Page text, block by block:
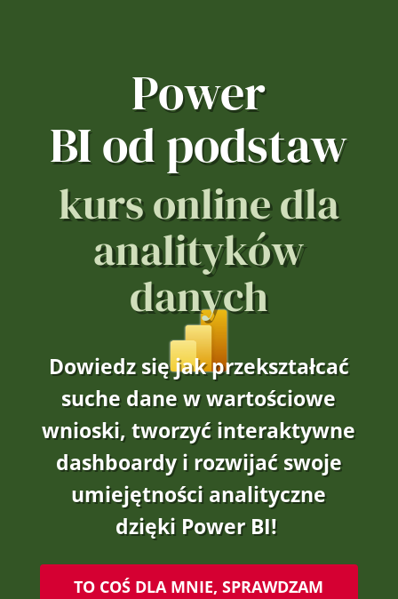
Power
BI od podstaw
kurs online dla
analityków
danych
Dowiedz się jak przekształcać
suche dane w wartościowe
wnioski, tworzyć interaktywne
dashboardyi rozwijać swoje
umiejętności analityczne
dzięki Power BI!
TO COŚ DLA MNIE, SPRAWDZAM